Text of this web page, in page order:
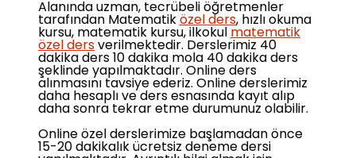
Alanında uzman, tecrübeli öğretmenler
tarafından Matematik özel ders, hızlı okuma
kursu, matematik kursu, ilkokul matematik
özel ders verilmektedir. Derslerimiz 40
dakika ders 10 dakika mola 40 dakika ders
şeklinde yapılmaktadır. Online ders
alınmasını tavsiye ederiz. Online derslerimiz
daha hesaplı ve ders esnasında kayıt alıp
daha sonra tekrar etme durumunuz olabilir.
Online özel derslerimize başlamadan önce
15-20 dakikalık ücretsiz deneme dersi